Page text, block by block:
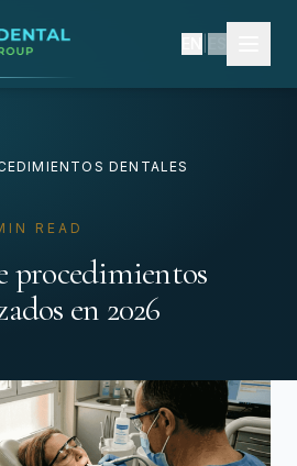
DENTALES
READ
procedimientos
en 2026